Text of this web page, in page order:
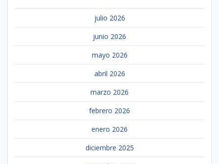
julio 2026
junio 2026
mayo 2026
abril 2026
marzo 2026
febrero 2026
enero 2026
diciembre 2025